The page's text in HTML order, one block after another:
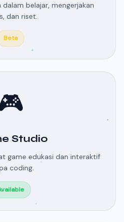
belajar, mengerjakan
dan riset.
Beta
Studio
game edukasi dan interaktif
coding.